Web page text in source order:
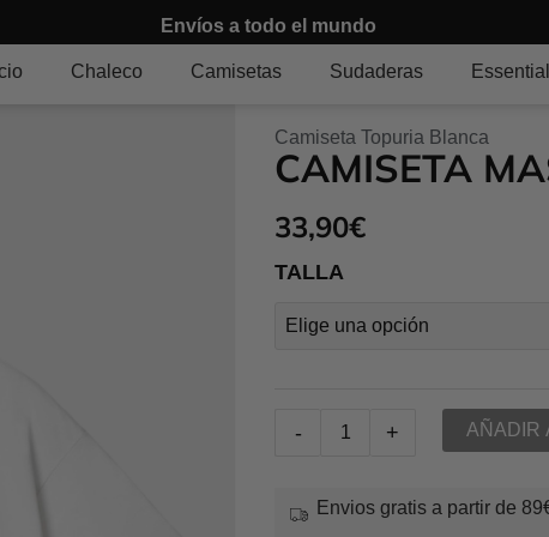
Chaleco Camisetas Sudaderas
Camiseta Topuria Blanca
CAMISETA
33,90€
TALLA
-
Camiseta
Blanca
cantidad
+ AÑADIR
Envios gratis a partir de